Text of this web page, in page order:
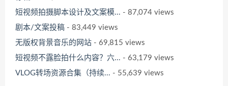
短视频拍摄脚本设计及文案模... - 87,074 views
剧本/文案投稿 - 83,449 views
无版权背景音乐的网站 - 69,815 views
短视频不露脸拍什么内容？六... - 63,179 views
VLOG转场资源合集（持续... - 55,639 views